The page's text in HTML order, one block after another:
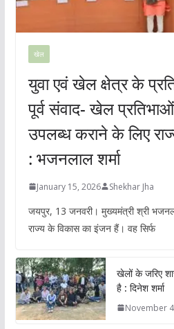
खेल
युवा एवं खेल क्षेत्र के
पूर्व संवाद- खेल
उपलब्ध कराने के लिए
: भजनलाल शर्मा
January 15, 2026 Shekhar Jha
जयपुर, 13 जनवरी। मुख्यमंत्री श्री
राज्य के विकास का इंजन हैं। वह सिर्फ
खेलों के जरिए
है : दिनेश शर्मा
November